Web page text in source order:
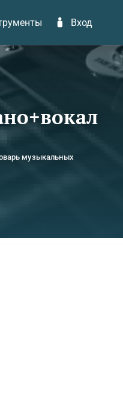
Вход
музыкальных